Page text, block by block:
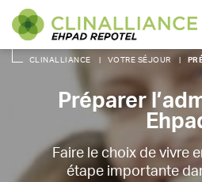
CLINALLIANCE VOTRE SÉJOUR
Préparer
Faire le choix de vivre
étape importante